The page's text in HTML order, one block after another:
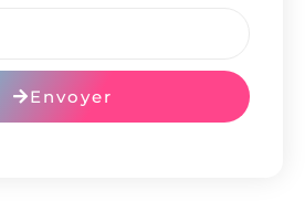
Envoyer